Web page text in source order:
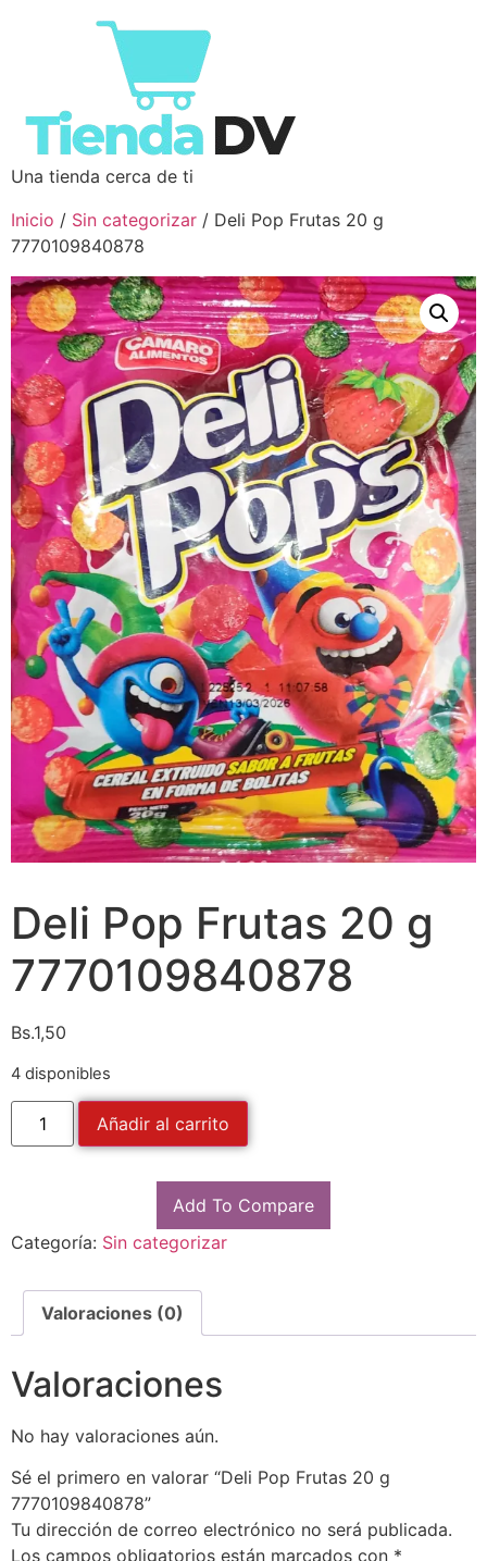
Una tienda cerca de ti
Inicio / Sin categorizar / Deli Pop Frutas 20 g
7770109840878
Deli Pop Frutas 20 g
7770109840878
Bs.1,50
4 disponibles
Añadir al carrito
Add To Compare
Categoría: Sin categorizar
Valoraciones (0)
Valoraciones
No hay valoraciones aún.
Sé el primero en valorar “Deli Pop Frutas 20 g
7770109840878”
Tu dirección de correo electrónico no será publicada.
Los campos obligatorios están marcados con *